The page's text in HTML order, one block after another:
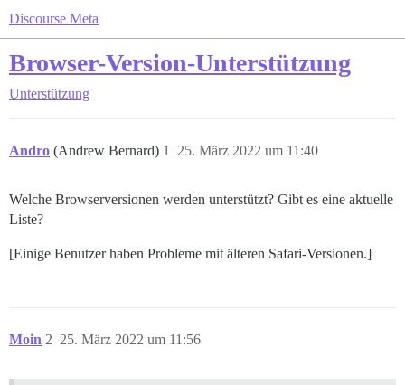
Discourse Meta
Browser-Version-Unterstützung
Unterstützung
Andro (Andrew Bernard) 25. März 2022 um 11:40
1
Welche Browserversionen werden unterstützt? Gibt es eine aktuelle
Liste?
[Einige Benutzer haben Probleme mit älteren Safari-Versionen.]
Moin 25. März 2022 um 11:56
2